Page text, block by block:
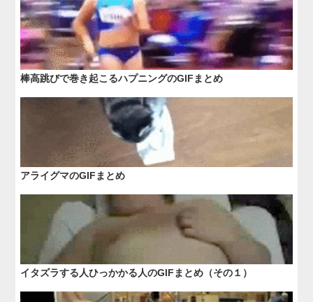
棒高跳びで巻き起こるハプニングのGIFまとめ
アライグマのGIFまとめ
イタズラする人ひっかかる人のGIFまとめ（その１）